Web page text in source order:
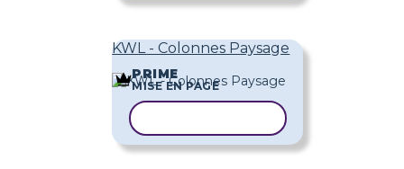
KWL - Colonnes Paysage
PRIME
MISE EN PAGE